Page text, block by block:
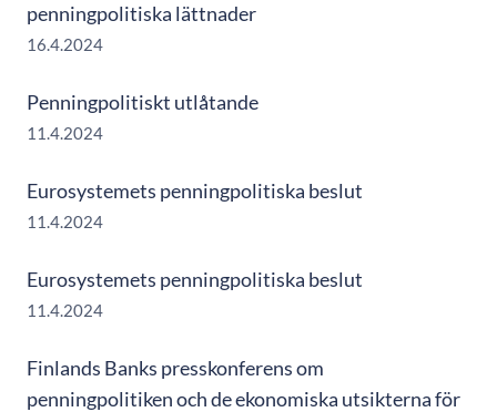
penningpolitiska lättnader
16.4.2024
Penningpolitiskt utlåtande
11.4.2024
Eurosystemets penningpolitiska beslut
11.4.2024
Eurosystemets penningpolitiska beslut
11.4.2024
Finlands Banks presskonferens om
penningpolitiken och de ekonomiska utsikterna för